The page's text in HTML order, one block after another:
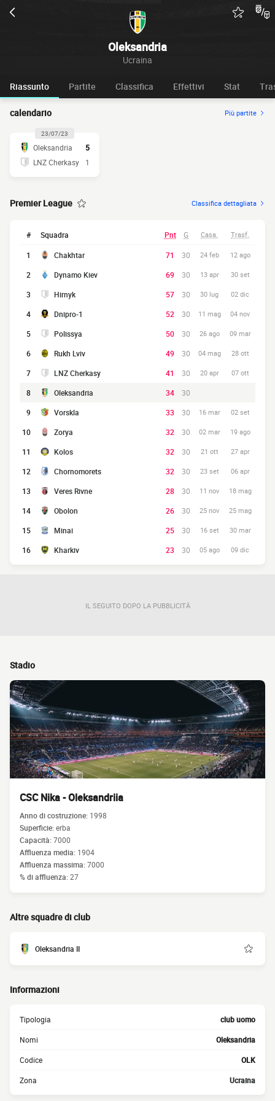
Oleksandria
Ucraina
Riassunto Partite Classifica Effettivi Stat
calendario Più partite
23/07/23
Oleksandria
5
LNZ Cherkasy
1
Premier League Classifica dettagliata
# Squadra Pnt G Casa. Trasf.
1 Chakhtar 71 30 24 feb 12 ago
2 Dynamo Kiev 69 30 13 apr 30 set
3 Hirnyk 57 30 30 lug 02 dic
4 Dnipro-1 52 30 11 mag 04 nov
5 Polissya 50 30 26 ago 09 mar
6 Rukh Lviv 49 30 04 mag 28 ott
7 LNZ Cherkasy 41 30 20 apr 07 ott
8 Oleksandria 34
30
9
Vorskla 33 30 16 mar 02 set
10 Zorya 32 30 02 mar 19 ago
11 Kolos 32 30 21 ott 27 apr
12 Chornomorets 32 30 23 set 06 apr
13 Veres Rivne 28 30 11 nov 18 mag
14 Obolon 26 30 25 nov 25 mag
15 Minai 25 30 16 set 30 mar
16 Kharkiv 23 30 05 ago 09 dic
IL SEGUITO DOPO LA PUBBLICITÀ
Stadio
CSC Nika - Oleksandriia
Anno di costruzione: 1998
Superficie:erba
Capacità:7000
Affluenza media: 1904
Affluenza massima:7000
% di affluenza:27
Altre squadre di club
Oleksandria II
Informazioni
Tipologia club uomo
Nomi Oleksandria
Codice OLK
Zona Ucraina